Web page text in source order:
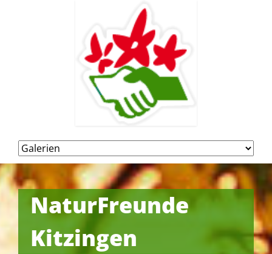
Navigation
überspringen
NaturFreunde
Kitzingen